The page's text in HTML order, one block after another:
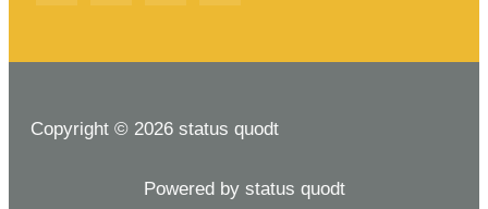
Copyright © 2026 status quodt
Powered by status quodt